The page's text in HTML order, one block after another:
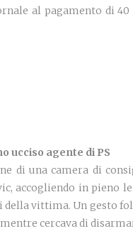
al pagamento di
ucciso agente di PS
di una camera di
accogliendo in pieno
vittima. Un gesto
cercava di